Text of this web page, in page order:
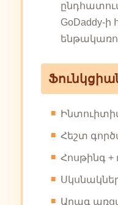
GoDaddy-ի
Հեշտ
Հոսթինգ +
Արագ